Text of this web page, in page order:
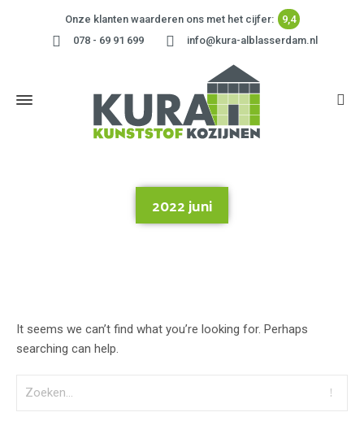
Onze klanten waarderen ons met het cijfer:
9,4
078 - 69 91 699
info@kura-alblasserdam.nl
2022 juni
It seems we can’t find what you’re looking for. Perhaps
searching can help.